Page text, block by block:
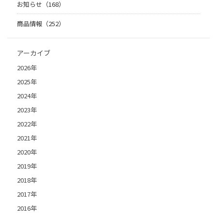
お知らせ（168）
商品情報（252）
アーカイブ
2026年
2025年
2024年
2023年
2022年
2021年
2020年
2019年
2018年
2017年
2016年